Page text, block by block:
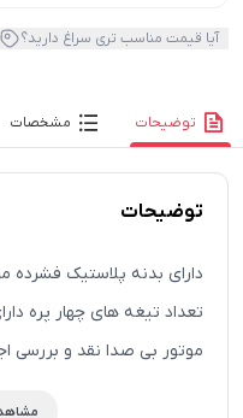
آیا قیمت مناسب تری سراغ دارید؟
توضیحات مشخصات
توضیحات
دارای بدنه پلاستیک
تعداد تیغه های چهار پره
موتور بی صدا نقد و